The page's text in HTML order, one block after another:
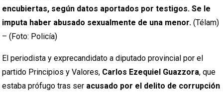
encubiertas, según datos aportados por testigos. Se le
imputa haber abusado sexualmente de una menor. (Télam)
– (Foto: Policía)
El periodista y exprecandidato a diputado provincial por el
partido Principios y Valores, Carlos Ezequiel Guazzora, que
estaba prófugo tras ser acusado por el delito de corrupción